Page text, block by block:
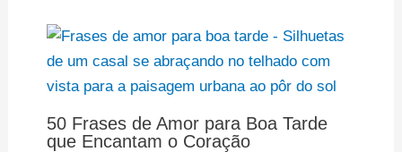
50 Frases de Amor para Boa Tarde
que Encantam o Coração